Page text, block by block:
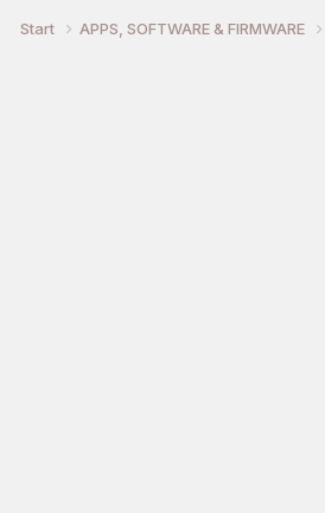
Start APPS, SOFTWARE & FIRMWARE